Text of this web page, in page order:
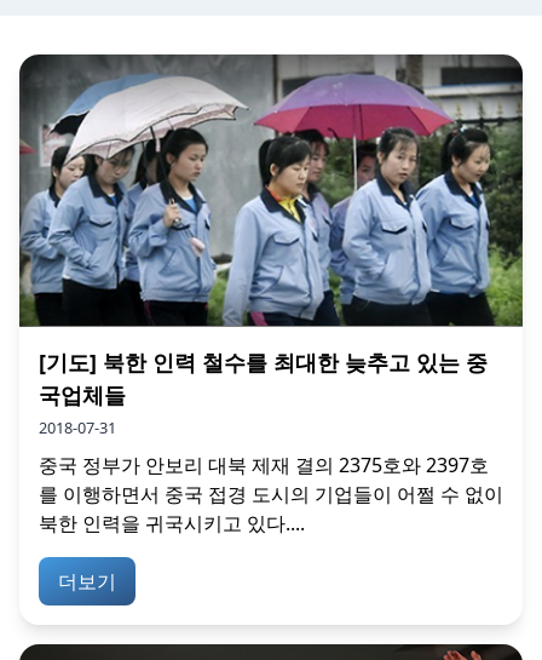
[기도] 북한 인력 철수를 최대한 늦추고 있는 중
국업체들
2018-07-31
중국 정부가 안보리 대북 제재 결의 2375호와 2397호
를 이행하면서 중국 접경 도시의 기업들이 어쩔 수 없이
북한 인력을 귀국시키고 있다....
더보기